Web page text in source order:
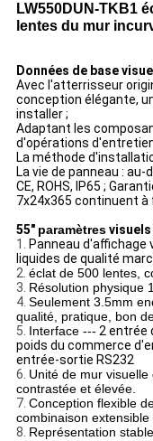
LW550DUN-TKB1
lentes du mur
Données de base
Avec l'atterrisseur
conception élégante,
installer ;
Adaptant les
d'opérations
La méthode
La vie de panneau :
CE, ROHS, IP65 ;
7x24x365 continuent à
55" paramètresvisuels
1. Panneau d'affichage
liquides de qualité
2. éclat de 500 lentes,
3. Résolution physique
4. Seulement 3.5mm
qualité, pratique, bon
5. Interface --- 2 entrée
poids du commerce
entrée-sortie RS232
6. Unité de mur
contrastée et élevée.
7. Conception flexible
combinaison
8. Représentation